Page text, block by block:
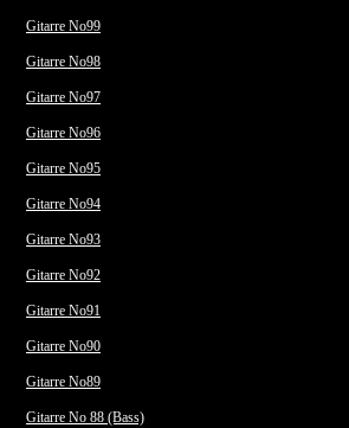
Gitarre No99
Gitarre No98
Gitarre No97
Gitarre No96
Gitarre No95
Gitarre No94
Gitarre No93
Gitarre No92
Gitarre No91
Gitarre No90
Gitarre No89
Gitarre No 88 (Bass)